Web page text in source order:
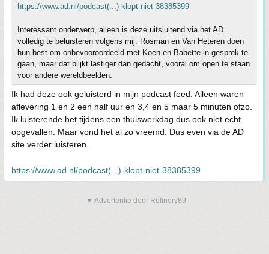
https://www.ad.nl/podcast(...)-klopt-niet-38385399
Interessant onderwerp, alleen is deze uitsluitend via het AD
volledig te beluisteren volgens mij. Rosman en Van Heteren doen
hun best om onbevooroordeeld met Koen en Babette in gesprek te
gaan, maar dat blijkt lastiger dan gedacht, vooral om open te staan
voor andere wereldbeelden.
Ik had deze ook geluisterd in mijn podcast feed. Alleen waren
aflevering 1 en 2 een half uur en 3,4 en 5 maar 5 minuten ofzo.
Ik luisterende het tijdens een thuiswerkdag dus ook niet echt
opgevallen. Maar vond het al zo vreemd. Dus even via de AD
site verder luisteren.
https://www.ad.nl/podcast(...)-klopt-niet-38385399
▼ Advertentie door Refinery89